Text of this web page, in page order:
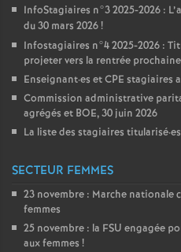
InfoStagiaires n°3 2025-2026 :
du 30 mars 2026!
Infostagiaires n°4 2025-2026 :
projeter vers la rentrée prochaine
Enseignant·es etCPE stagiaires
Commission administrative
agrégés et BOE, 30 juin 2026
La liste des stagiaires titularisé·
SECTEUR FEMMES
23 novembre : Marche nationale
femmes
25 novembre : la FSU engagée
aux femmes !